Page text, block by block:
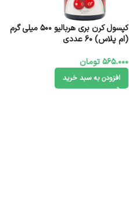
کپسول کرن بری هربالیو 500 میلی گرم
(ام پلاس) 60 عددی
565.000تومان
افزودن به سبد خرید